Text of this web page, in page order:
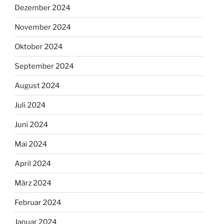
Dezember 2024
November 2024
Oktober 2024
September 2024
August 2024
Juli 2024
Juni 2024
Mai 2024
April 2024
März 2024
Februar 2024
Januar 2024